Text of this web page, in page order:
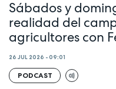
Sábados y
realidad del
agricultores con
26 JUL 2026 - 09:01
PODCAST